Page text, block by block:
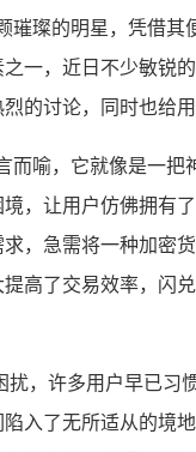
璀璨的明星，凭借
一，近日不少敏
的讨论，同时也给用
而喻，它就像是一
，让用户仿佛拥
，急需将一种加
高了交易效率，
，许多用户早已
入了无所适从的